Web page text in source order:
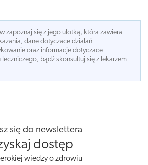
zapoznaj się z jego ulotką, która zawiera
dane dotyczace działań
oraz informacje dotyczace
bądź skonsultuj się z lekarzem
się do newslettera
dostęp
wiedzy o zdrowiu